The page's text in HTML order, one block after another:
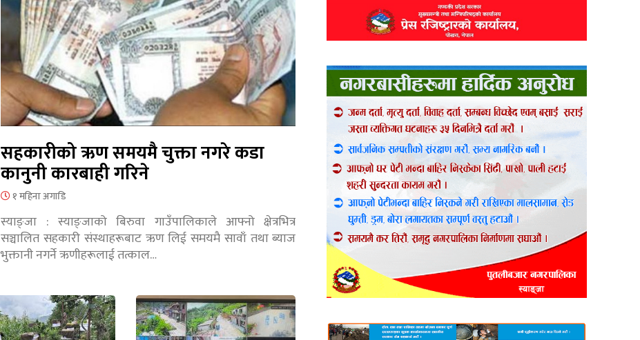
सहकारीको ऋण समयमै चुक्ता नगरे कडा
कानुनी कारबाही गरिने
१ महिना अगाडि
स्याङ्जा : स्याङ्जाको बिरुवा गाउँपालिकाले आफ्नो क्षेत्रभित्र
सञ्चालित सहकारी संस्थाहरूबाट ऋण लिई समयमै सावाँ तथा ब्याज
भुक्तानी नगर्ने ऋणीहरूलाई तत्काल…